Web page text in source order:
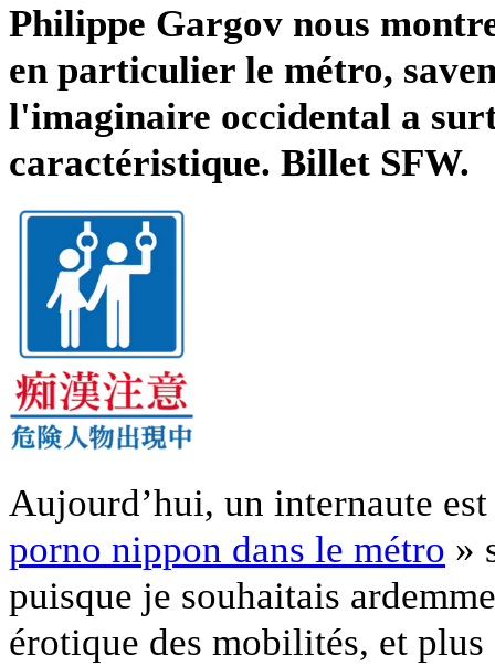
Philippe Gargov nous
en particulier le métro,
l'imaginaire occidental a
caractéristique. Billet SFW.
Aujourd’hui, un internaute
porno nippon dans le métro »
puisque je souhaitais
érotique des mobilités, et